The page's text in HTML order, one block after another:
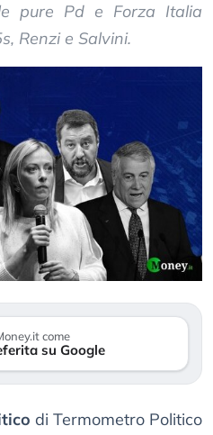
pure Pd e Forza Italia
Renzi e Salvini.
come
su Google
di Termometro Politico